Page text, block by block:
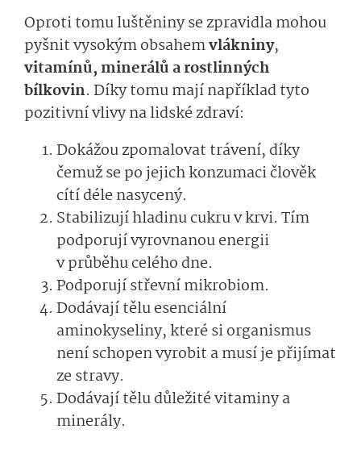
Oproti tomu luštěniny se zpravidla mohou
pyšnit vysokým obsahemvlákniny,
vitamínů, minerálů a rostlinných
bílkovin. Díky tomu mají například tyto
pozitivní vlivy na lidské zdraví:
Dokážou zpomalovat trávení, díky
čemuž se po jejich konzumaci člověk
cítí déle nasycený.
Stabilizují hladinu cukru v krvi. Tím
podporují vyrovnanou energii
v průběhu celého dne.
Podporují střevní mikrobiom.
Dodávají tělu esenciální
aminokyseliny, které si organismus
není schopen vyrobit a musí je přijímat
ze stravy.
Dodávají tělu důležité vitaminy a
minerály.